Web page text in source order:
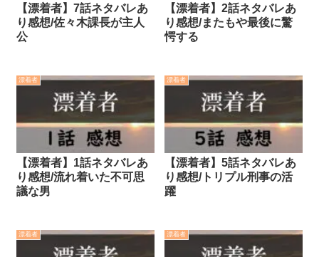
【漂着者】7話ネタバレあ
り感想/佐々木課長が主人
公
【漂着者】2話ネタバレあ
り感想/またもや最後に驚
愕する
漂着者
【漂着者】1話ネタバレあ
り感想/流れ着いた不可思
議な男
漂着者
【漂着者】5話ネタバレあ
り感想/トリプル刑事の活
躍
漂着者 漂着者